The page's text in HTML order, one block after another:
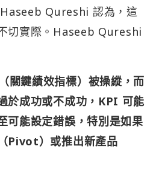
Qureshi 認為，這
切實際。Haseeb Qureshi
關鍵績效指標）被操縱，而
於成功或不成功，KPI 可能
可能設定錯誤，特別是如果
Pivot）或推出新產品